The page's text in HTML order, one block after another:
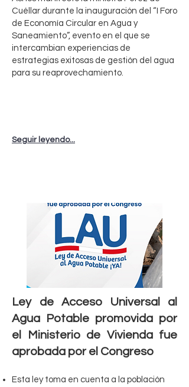
Cuéllar durante la inauguración del “I Foro
de Economía Circular en Agua y
Saneamiento”, evento en el que se
intercambian experiencias de
estrategias exitosas de gestión del agua
para su reaprovechamiento.
Seguir leyendo...
Ley de Acceso Universal al
Agua Potable promovida por
el Ministerio de Vivienda fue
aprobada por el Congreso
Esta ley toma en cuenta a la población